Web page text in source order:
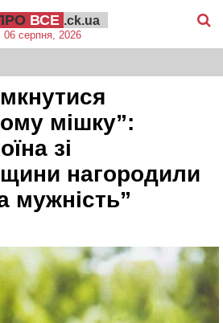
ВСЕ .ck.ua
06 серпня, 2026
мішку”:
зі
нагородили
мужність”